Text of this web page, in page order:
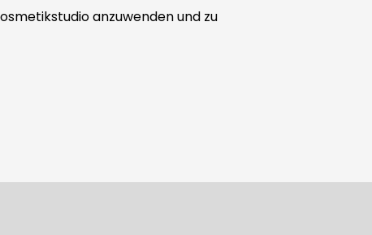
anzuwenden und zu